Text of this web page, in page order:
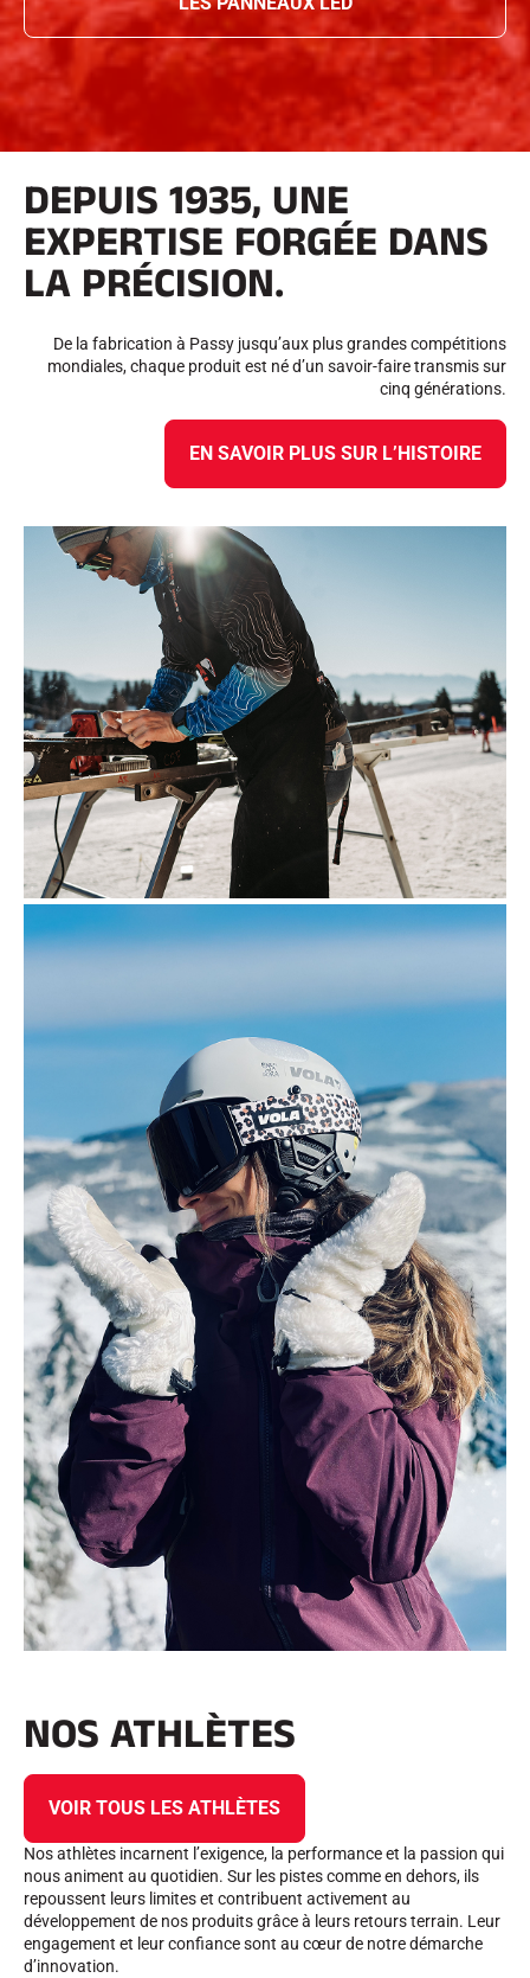
DEPUIS 1935, UNE
EXPERTISE FORGÉE DANS
LA PRÉCISION.
De la fabrication à Passy jusqu’aux plus grandes compétitions
mondiales, chaque produit est né d’un savoir-faire transmis sur
cinq générations.
EN SAVOIR PLUS SUR L’HISTOIRE
NOS ATHLÈTES
VOIR TOUS LES ATHLÈTES
Nos athlètes incarnent l’exigence, la performance et la passion qui
nous animent au quotidien. Sur les pistes comme en dehors, ils
repoussent leurs limites et contribuent activement au
développement de nos produits grâce à leurs retours terrain. Leur
engagement et leur confiance sont au cœur de notre démarche
d’innovation.